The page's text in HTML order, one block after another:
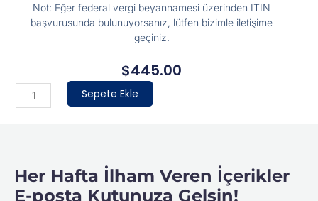
Not: Eğer federal vergi beyannamesi üzerinden ITIN
başvurusunda bulunuyorsanız, lütfen bizimle iletişime
geçiniz.
$445.00
ITIN
adet
Sepete Ekle
Her Hafta İlham Veren İçerikler
E-posta Kutunuza Gelsin!